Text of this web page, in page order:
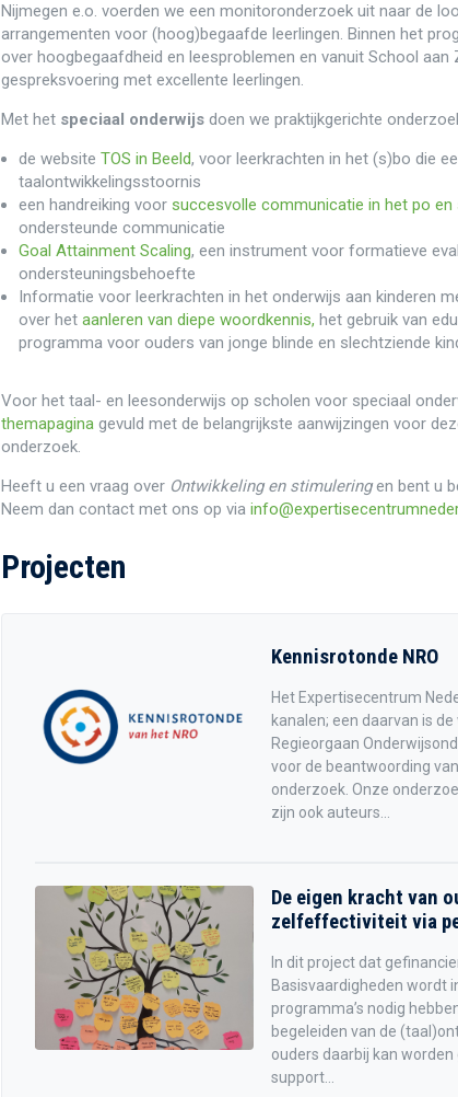
Nijmegen e.o. voerden we een monitoronderzoek uit naar de
arrangementen voor (hoog)begaafde leerlingen. Binnen het
over hoogbegaafdheid en leesproblemen en vanuit School aan
gespreksvoering met excellente leerlingen.
Met het speciaal onderwijs doen we praktijkgerichte
de website TOS in Beeld, voor leerkrachten in het (s)bo die
taalontwikkelingsstoornis
een handreiking voor succesvolle communicatie in het po en
ondersteunde communicatie
Goal Attainment Scaling, een instrument voor formatieve
ondersteuningsbehoefte
Informatie voor leerkrachten in het onderwijs aan kinderen
over het aanleren van diepe woordkennis, het gebruik van
programma voor ouders van jonge blinde en slechtziende
Voor het taal- en leesonderwijs op scholen voor speciaal
themapagina gevuld met de belangrijkste aanwijzingen voor
onderzoek.
Heeft u een vraag over Ontwikkeling en stimuleringen bent u
Neem dan contact met ons op via
Projecten
Kennisrotonde NRO
Het Expertisecentrum
kanalen; een daarvan is
Regieorgaan
voor de beantwoording
onderzoek. Onze
zijn ook auteurs...
De eigen kracht van
zelfeffectiviteit via
In dit project dat
Basisvaardigheden wordt
programma’s nodig
begeleiden van de
ouders daarbij kan
support...